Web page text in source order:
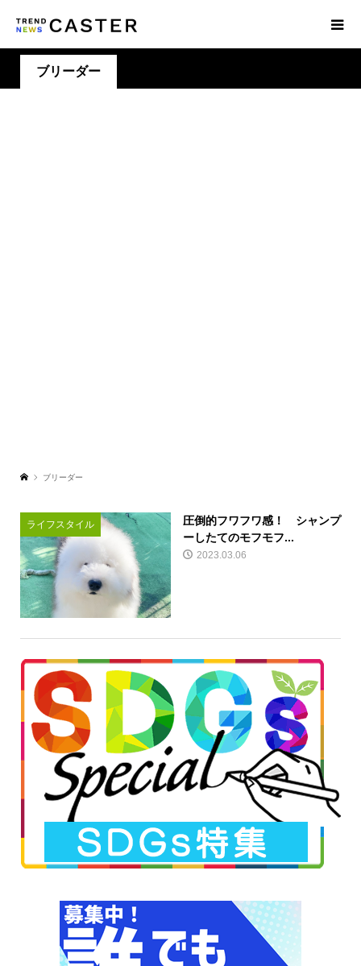
ブリーダー
ブリーダー
ライフスタイル
圧倒的フワフワ感！ シャンプ
ーしたてのモフモフ...
2023.03.06